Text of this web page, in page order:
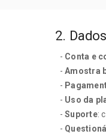
2.
- Conta e
- Amostra
-
- Uso da
- Suporte:
-